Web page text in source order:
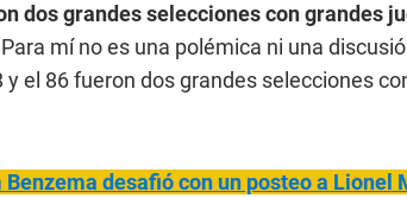
dos grandes selecciones con grandes
Para mí no es una polémica ni una
el 86 fueron dos grandes selecciones
Benzema desafió con un posteo a Lionel